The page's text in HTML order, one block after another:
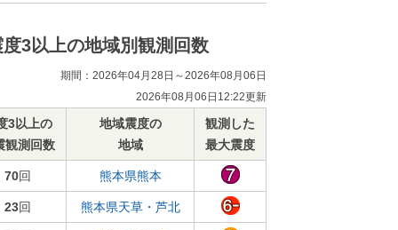
度3以上の地域別観測回数
期間：2026年04月28日～2026年08月06日
2026年08月06日12:22更新
3以上の
観測回数
地域震度の
地域
観測した
最大震度
70回 熊本県熊本
23回 熊本県天草・芦北